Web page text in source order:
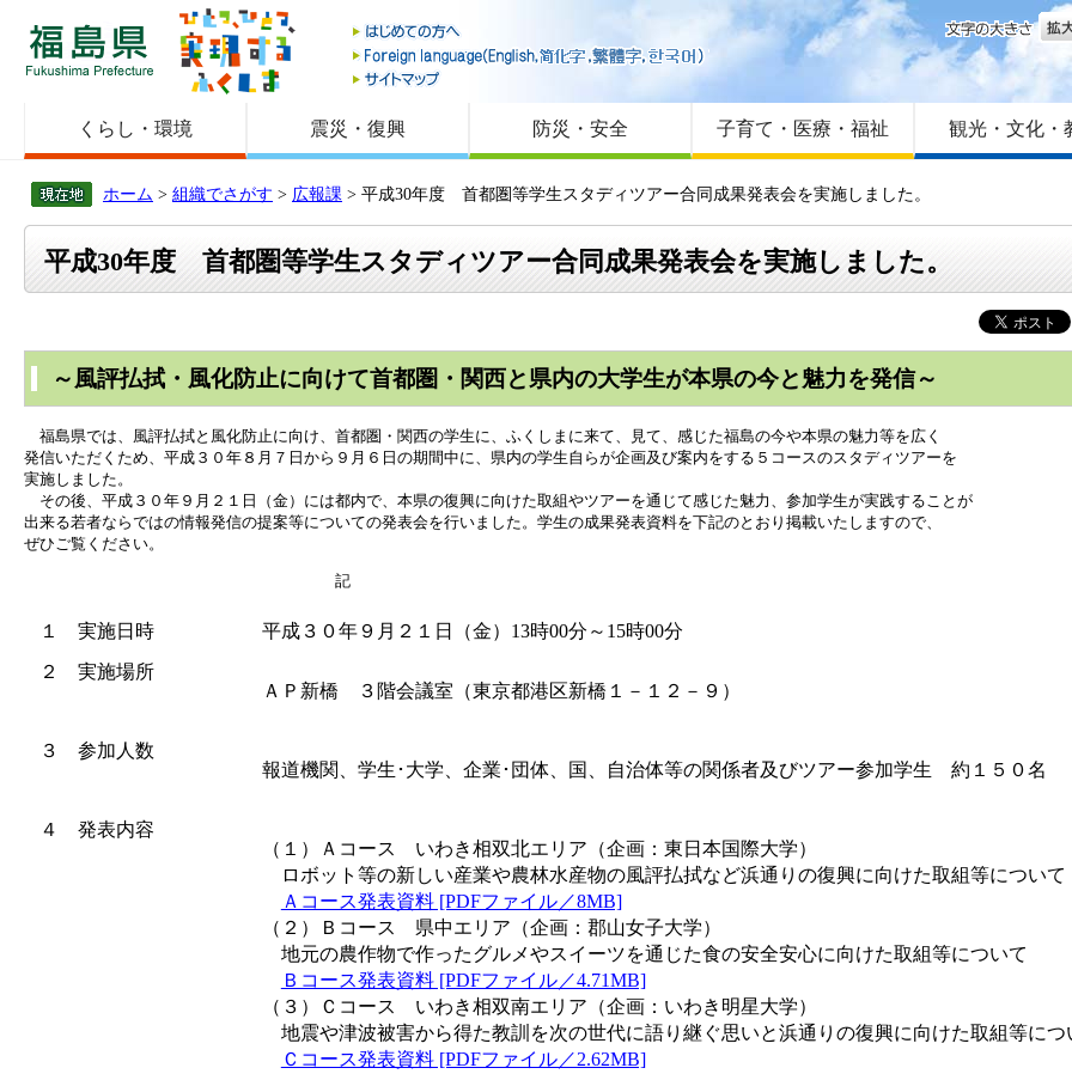
福島県
はじめての方へ
Foreign language
サイトマップ
文字
くらし・環境 震災・復興 防災・安全 子育て・医療・福祉 観光・文化・
ホーム > 組織でさがす > 広報課 > 平成30年度 首都圏等学生スタディツアー合同成果発表会を実施しました。
平成30年度 首都圏等学生スタディツアー合同成果発表会を実施しました。
～風評払拭・風化防止に向けて首都圏・関西と県内の大学生が本県の今と魅力を発信～
福島県では、風評払拭と風化防止に向け、首都圏・関西の学生に、ふくしまに来て、見て、感じた福島の今や本県の魅力等を広く
発信いただくため、平成３０年８月７日から９月６日の期間中に、県内の学生自らが企画及び案内をする５コースのスタディツアーを
実施しました。
その後、平成３０年９月２１日（金）には都内で、本県の復興に向けた取組やツアーを通じて感じた魅力、参加学生が実践することが
出来る若者ならではの情報発信の提案等についての発表会を行いました。学生の成果発表資料を下記のとおり掲載いたしますので、
ぜひご覧ください。
記
１ 実施日時
平成３０年９月２１日（金）13時00分～15時00分
２ 実施場所
ＡＰ新橋 ３階会議室（東京都港区新橋１－１２－９）
３ 参加人数
報道機関、学生･大学、企業･団体、国、自治体等の関係者及びツアー参加学生 約１５０名
４ 発表内容
（１）Ａコース いわき相双北エリア（企画：東日本国際大学）
ロボット等の新しい産業や農林水産物の風評払拭など浜通りの復興に向けた取組等について
Ａコース発表資料 [PDFファイル／8MB]
（２）Ｂコース 県中エリア（企画：郡山女子大学）
地元の農作物で作ったグルメやスイーツを通じた食の安全安心に向けた取組等について
Ｂコース発表資料 [PDFファイル／4.71MB]
（３）Ｃコース いわき相双南エリア（企画：いわき明星大学）
地震や津波被害から得た教訓を次の世代に語り継ぐ思いと浜通りの復興に向けた取組等につ
Ｃコース発表資料 [PDFファイル／2.62MB]